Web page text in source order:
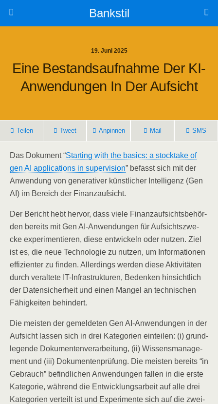
Bankstil
19. Juni 2025
Eine Bestands­auf­nah­me Der KI-
Anwen­dun­gen In Der Aufsicht
Tei­len Tweet Anpin­nen Mail SMS
Das Doku­ment “Start­ing with the basics: a stock­ta­ke of
gen AI appli­ca­ti­ons in super­vi­si­on” befasst sich mit der
Anwen­dung von gene­ra­ti­ver künst­li­cher Intel­li­genz (Gen
AI) im Bereich der Finanzaufsicht.
Der Bericht hebt her­vor, dass vie­le Finanz­auf­sichts­be­hör­
den bereits mit Gen AI-Anwen­dun­gen für Auf­sichts­zwe­
cke expe­ri­men­tie­ren, die­se ent­wi­ckeln oder nut­zen. Ziel
ist es, die neue Tech­no­lo­gie zu nut­zen, um Infor­ma­tio­nen
effi­zi­en­ter zu fin­den. Aller­dings wer­den die­se Akti­vi­tä­ten
durch ver­al­te­te IT-Infra­struk­tu­ren, Beden­ken hin­sicht­lich
der Daten­si­cher­heit und einen Man­gel an tech­ni­schen
Fähig­kei­ten behindert.
Die meis­ten der gemel­de­ten Gen AI-Anwen­dun­gen in der
Auf­sicht las­sen sich in drei Kate­go­rien ein­tei­len: (i) grund­
le­gen­de Doku­men­ten­ver­ar­bei­tung, (ii) Wis­sens­ma­nage­
ment und (iii) Doku­men­ten­prü­fung. Die meis­ten bereits “in
Gebrauch” befind­li­chen Anwen­dun­gen fal­len in die ers­te
Kate­go­rie, wäh­rend die Ent­wick­lungs­ar­beit auf alle drei
Kate­go­rien ver­teilt ist und Expe­ri­men­te sich auf die zwei­